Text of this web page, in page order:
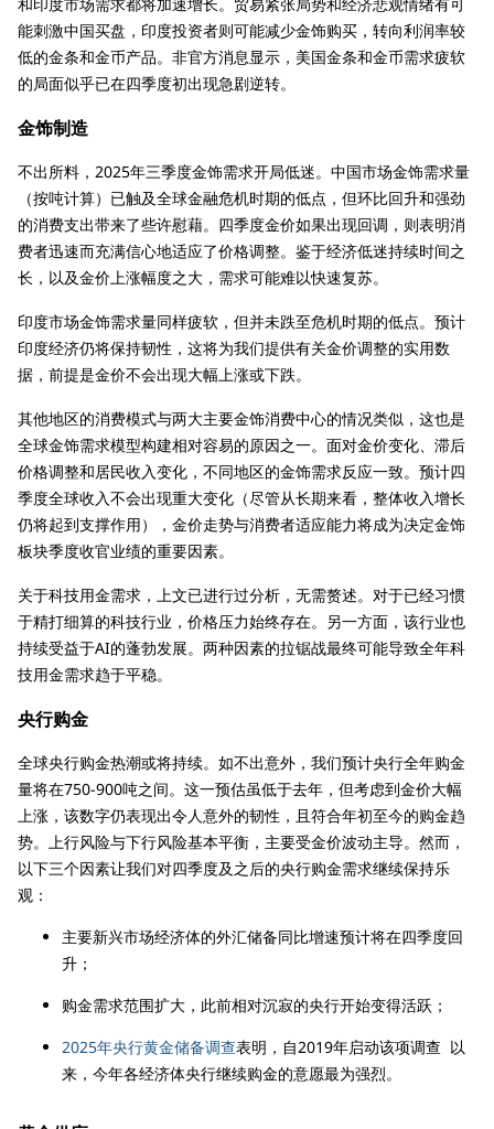
能刺激中国买盘，印度投资者则可能减少金饰购买，转向利润率较
低的金条和金币产品。非官方消息显示，美国金条和金币需求疲软
的局面似乎已在四季度初出现急剧逆转。
金饰制造
不出所料，2025年三季度金饰需求开局低迷。中国市场金饰需求量
（按吨计算）已触及全球金融危机时期的低点，但环比回升和强劲
的消费支出带来了些许慰藉。四季度金价如果出现回调，则表明消
费者迅速而充满信心地适应了价格调整。鉴于经济低迷持续时间之
长，以及金价上涨幅度之大，需求可能难以快速复苏。
印度市场金饰需求量同样疲软，但并未跌至危机时期的低点。预计
印度经济仍将保持韧性，这将为我们提供有关金价调整的实用数
据，前提是金价不会出现大幅上涨或下跌。
其他地区的消费模式与两大主要金饰消费中心的情况类似，这也是
全球金饰需求模型构建相对容易的原因之一。面对金价变化、滞后
价格调整和居民收入变化，不同地区的金饰需求反应一致。预计四
季度全球收入不会出现重大变化（尽管从长期来看，整体收入增长
仍将起到支撑作用），金价走势与消费者适应能力将成为决定金饰
板块季度收官业绩的重要因素。
关于科技用金需求，上文已进行过分析，无需赘述。对于已经习惯
于精打细算的科技行业，价格压力始终存在。另一方面，该行业也
持续受益于AI的蓬勃发展。两种因素的拉锯战最终可能导致全年科
技用金需求趋于平稳。
央行购金
全球央行购金热潮或将持续。如不出意外，我们预计央行全年购金
量将在750-900吨之间。这一预估虽低于去年，但考虑到金价大幅
上涨，该数字仍表现出令人意外的韧性，且符合年初至今的购金趋
势。上行风险与下行风险基本平衡，主要受金价波动主导。然而，
以下三个因素让我们对四季度及之后的央行购金需求继续保持乐
观：
主要新兴市场经济体的外汇储备同比增速预计将在四季度回
升；
购金需求范围扩大，此前相对沉寂的央行开始变得活跃；
2025年央行黄金储备调查表明，自2019年启动该项调查 以
来，今年各经济体央行继续购金的意愿最为强烈。